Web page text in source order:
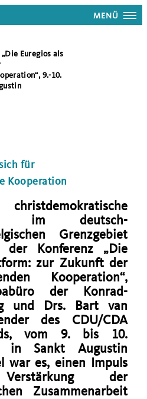
MENÜ
Euregios als
9.-10.
für
Kooperation
im deutsch-
Grenzgebiet
Konferenz „Die
zur Zukunft der
Kooperation“,
der Konrad-
und Drs. Bart van
des CDU/CDA
vom 9. bis 10.
in Sankt Augustin
war es, einen Impuls
der
Zusammenarbeit